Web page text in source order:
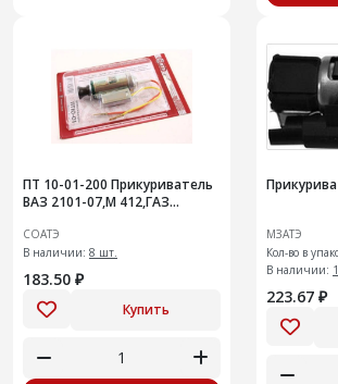
ПТ 10-01-200 Прикуриватель
ВАЗ 2101-07,М 412,ГАЗ
СОАТЭ
В наличии: 8 шт.
183.50 ₽
Купить
МЗАТЭ
Кол-во в
В наличии:
223.67 ₽